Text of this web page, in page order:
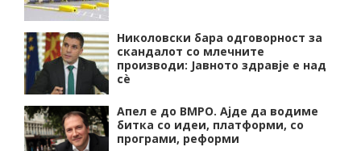
Николовски бара одговорност за
скандалот со млечните
производи: Јавното здравје е над
сѐ
Апел е до ВМРО. Ајде да водиме
битка со идеи, платформи, со
програми, реформи